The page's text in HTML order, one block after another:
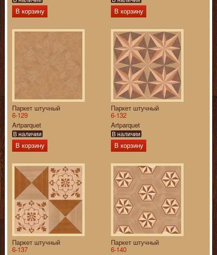
В корзину В корзину
Паркет штучный
6-129
Artparquet
В наличии
В корзину
Паркет штучный
6-132
Artparquet
В наличии
В корзину
Паркет штучный
6-137
Паркет штучный
6-140